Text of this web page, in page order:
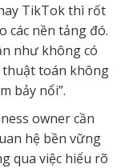
TikTok thì rốt
các nền tảng đó.
như không có
thuật toán không
bảy nổi”.
owner cần
hệ bền vững
qua việc hiểu rõ